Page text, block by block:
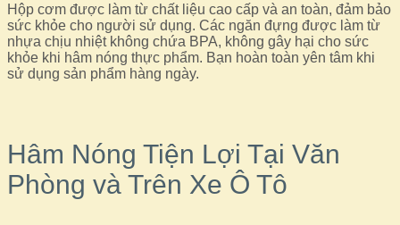
Hộp cơm được làm từ chất liệu cao cấp và an toàn, đảm bảo
sức khỏe cho người sử dụng. Các ngăn đựng được làm từ
nhựa chịu nhiệt không chứa BPA, không gây hại cho sức
khỏe khi hâm nóng thực phẩm. Bạn hoàn toàn yên tâm khi
sử dụng sản phẩm hàng ngày.
Hâm Nóng Tiện Lợi Tại Văn
Phòng và Trên Xe Ô Tô